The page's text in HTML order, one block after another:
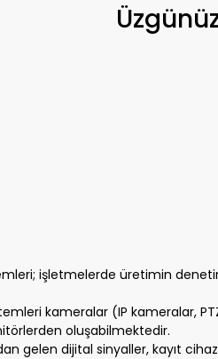
işletmelerde üretimin
kameralar (IP kameralar,
oluşabilmektedir.
gelen dijital sinyaller, kayıt